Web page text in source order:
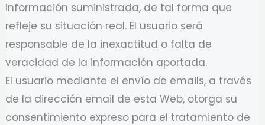
información suministrada, de tal forma que
refleje su situación real. El usuario será
responsable de la inexactitud o falta de
veracidad de la información aportada.
El usuario mediante el envío de emails, a través
de la dirección email de esta Web, otorga su
consentimiento expreso para el tratamiento de